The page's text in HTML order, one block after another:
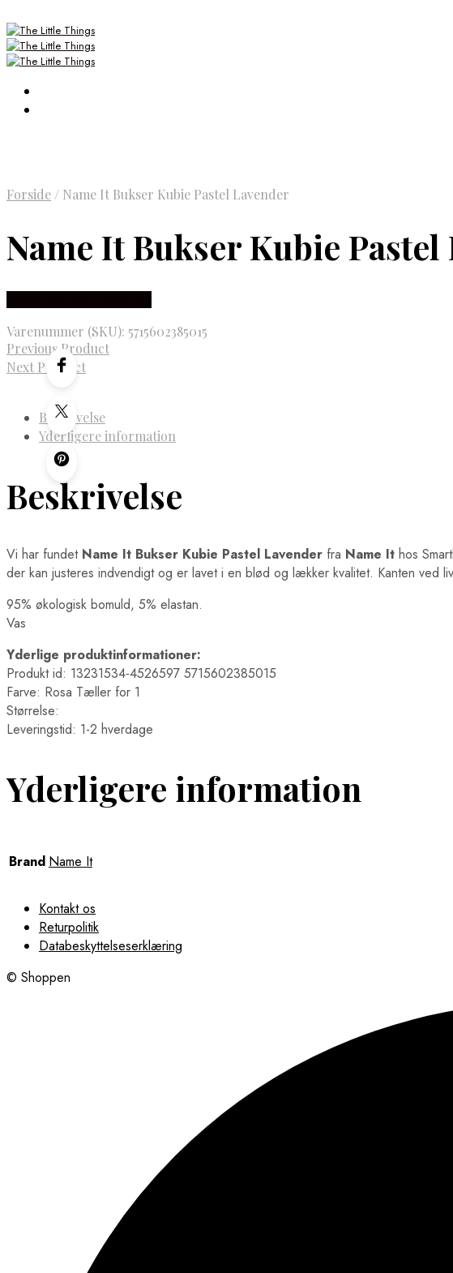
Forside / Name It Bukser Kubie Pastel Lavender
Name It Bukser Kubie
Varenummer (SKU): 5715602385015
Previous Product
Next Product
Beskrivelse
Yderligere information
Beskrivelse
Vi har fundet Name It Bukser Kubie Pastel Lavender fra Name It hos
der kan justeres indvendigt og er lavet i en blød og lækker kvalitet. Kanten ved
95% økologisk bomuld, 5% elastan.
Vas
Yderlige produktinformationer:
Produkt id: 13231534-4526597 5715602385015
Farve: Rosa Tæller for 1
Størrelse:
Leveringstid: 1-2 hverdage
Yderligere information
Brand Name It
Kontakt os
Returpolitik
Databeskyttelseserklæring
© Shoppen